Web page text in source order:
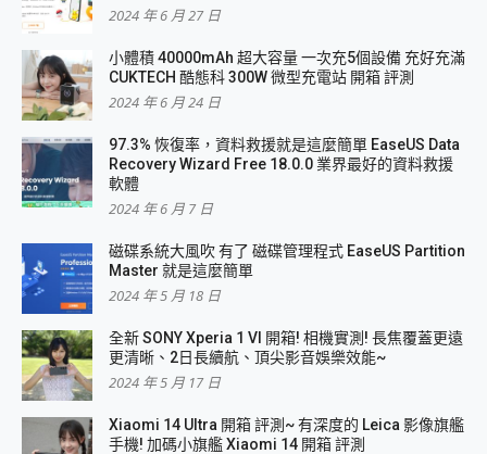
2024 年 6 月 27 日
小體積 40000mAh 超大容量 一次充5個設備 充好充滿
CUKTECH 酷態科 300W 微型充電站 開箱 評測
2024 年 6 月 24 日
97.3% 恢復率，資料救援就是這麼簡單 EaseUS Data
Recovery Wizard Free 18.0.0 業界最好的資料救援
軟體
2024 年 6 月 7 日
磁碟系統大風吹 有了 磁碟管理程式 EaseUS Partition
Master 就是這麼簡單
2024 年 5 月 18 日
全新 SONY Xperia 1 VI 開箱! 相機實測! 長焦覆蓋更遠
更清晰、2日長續航、頂尖影音娛樂效能~
2024 年 5 月 17 日
Xiaomi 14 Ultra 開箱 評測~ 有深度的 Leica 影像旗艦
手機! 加碼小旗艦 Xiaomi 14 開箱 評測